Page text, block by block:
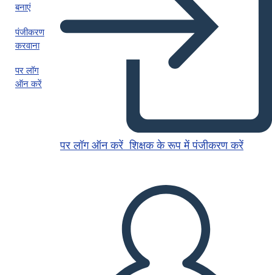
बनाएं
पंजीकरण
करवाना
पर लॉग
ऑन करें
पर लॉग ऑन करें शिक्षक के रूप में पंजीकरण करें